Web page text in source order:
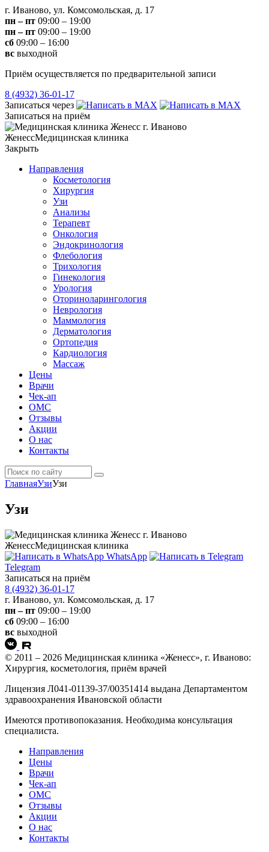
г. Иваново, ул. Комсомольская, д. 17
пн – пт 09:00 – 19:00
пн – пт 09:00 – 19:00
сб 09:00 – 16:00
вс выходной
Приём осуществляется по предварительной записи
8 (4932) 36-01-17
Записаться через
Записаться на приём
ЖенессМедицинская клиника
Закрыть
Направления
Косметология
Хирургия
Узи
Анализы
Терапевт
Онкология
Эндокринология
Флебология
Трихология
Гинекология
Урология
Оториноларингология
Неврология
Маммология
Дерматология
Ортопедия
Кардиология
Массаж
Цены
Врачи
Чек-ап
ОМС
Отзывы
Акции
О нас
Контакты
ГлавнаяУзиУзи
Узи
ЖенессМедицинская клиника
WhatsApp
Telegram
Записаться на приём
8 (4932) 36-01-17
г. Иваново, ул. Комсомольская, д. 17
пн – пт 09:00 – 19:00
сб 09:00 – 16:00
вс выходной
© 2011 – 2026 Медицинская клиника «Женесс», г. Иваново:
Хирургия, косметология, приём врачей
Лицензия Л041-01139-37/00351414 выдана Департаментом
здравоохранения Ивановской области
Имеются противопоказания. Необходима консультация
специалиста.
Направления
Цены
Врачи
Чек-ап
ОМС
Отзывы
Акции
О нас
Контакты